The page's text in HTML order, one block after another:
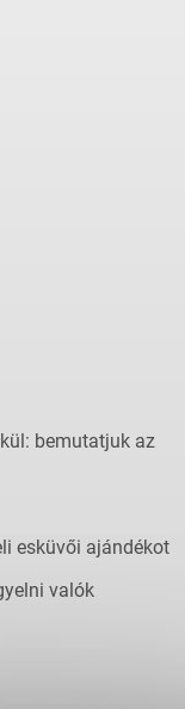
bemutatjuk az
esküvői ajándékot
valók